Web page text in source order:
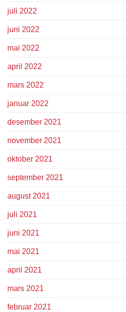
juli 2022
juni 2022
mai 2022
april 2022
mars 2022
januar 2022
desember 2021
november 2021
oktober 2021
september 2021
august 2021
juli 2021
juni 2021
mai 2021
april 2021
mars 2021
februar 2021